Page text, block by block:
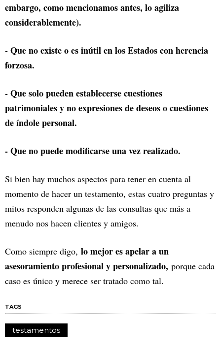
embargo, como mencionamos antes, lo agiliza
considerablemente).
- Que no existe o es inútil en los Estados con herencia
forzosa.
- Que solo pueden establecerse cuestiones
patrimoniales y no expresiones de deseos o cuestiones
de índole personal.
- Que no puede modificarse una vez realizado.
Si bien hay muchos aspectos para tener en cuenta al
momento de hacer un testamento, estas cuatro preguntas y
mitos responden algunas de las consultas que más a
menudo nos hacen clientes y amigos.
Como siempre digo, lo mejor es apelar a un
asesoramiento profesional y personalizado, porque cada
caso es único y merece ser tratado como tal.
TAGS
testamentos